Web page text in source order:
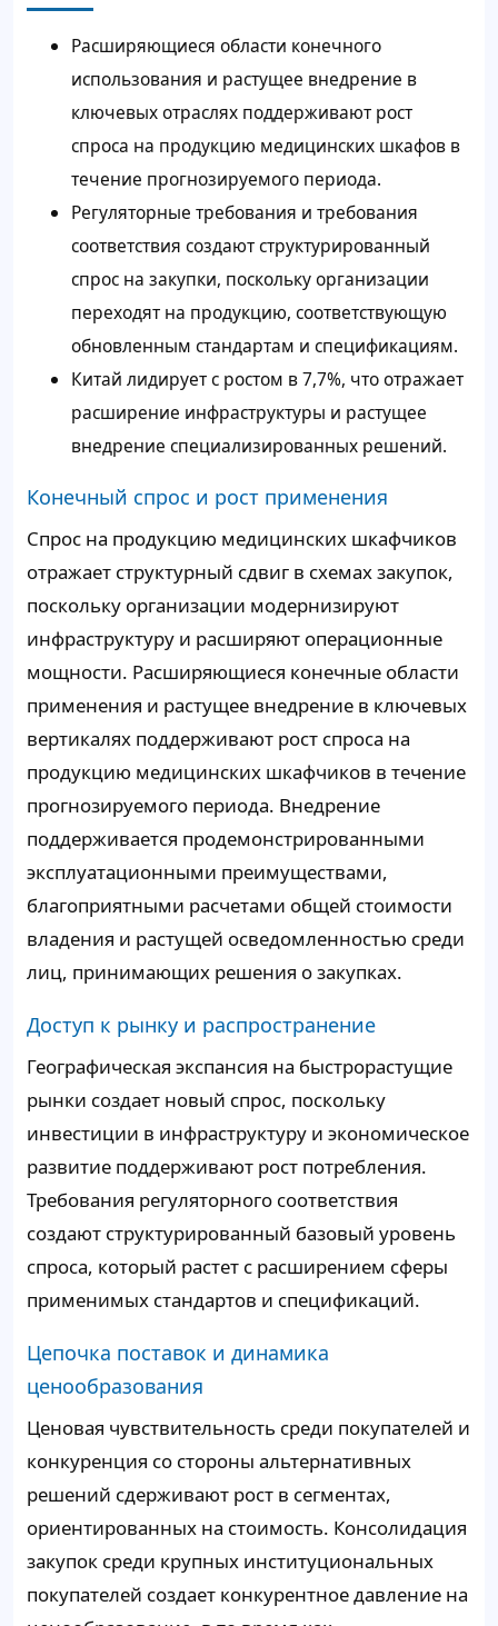
Расширяющиеся области конечного
использования и растущее внедрение в
ключевых отраслях поддерживают рост
спроса на продукцию медицинских шкафов в
течение прогнозируемого периода.
Регуляторные требования и требования
соответствия создают структурированный
спрос на закупки, поскольку организации
переходят на продукцию, соответствующую
обновленным стандартам и спецификациям.
Китай лидирует с ростом в 7,7%, что отражает
расширение инфраструктуры и растущее
внедрение специализированных решений.
Конечный спрос и рост применения
Спрос на продукцию медицинских шкафчиков
отражает структурный сдвиг в схемах закупок,
поскольку организации модернизируют
инфраструктуру и расширяют операционные
мощности. Расширяющиеся конечные области
применения и растущее внедрение в ключевых
вертикалях поддерживают рост спроса на
продукцию медицинских шкафчиков в течение
прогнозируемого периода. Внедрение
поддерживается продемонстрированными
эксплуатационными преимуществами,
благоприятными расчетами общей стоимости
владения и растущей осведомленностью среди
лиц, принимающих решения о закупках.
Доступ к рынку и распространение
Географическая экспансия на быстрорастущие
рынки создает новый спрос, поскольку
инвестиции в инфраструктуру и экономическое
развитие поддерживают рост потребления.
Требования регуляторного соответствия
создают структурированный базовый уровень
спроса, который растет с расширением сферы
применимых стандартов и спецификаций.
Цепочка поставок и динамика
ценообразования
Ценовая чувствительность среди покупателей и
конкуренция со стороны альтернативных
решений сдерживают рост в сегментах,
ориентированных на стоимость. Консолидация
закупок среди крупных институциональных
покупателей создает конкурентное давление на